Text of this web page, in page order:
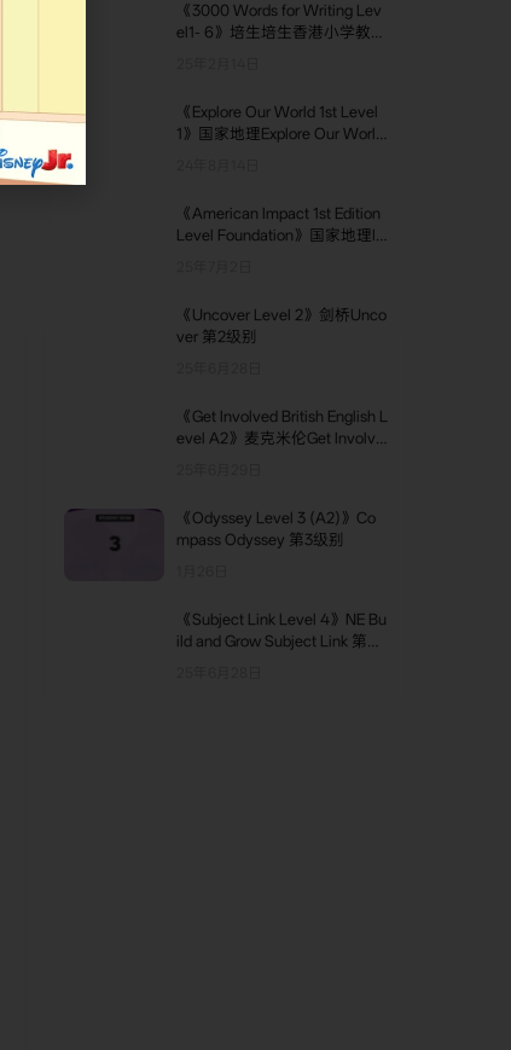
《3000 Words for Writing Lev
el1- 6》培生培生香港小学教材
《Explore Our World 1st Level
1》国家地理Explore Our World
《American Impact 1st Edition
Level Foundation》国家地理I
《Uncover Level 2》剑桥Unco
ver 第2级别
《Get Involved British English L
evel A2》麦克米伦Get Involve
《Odyssey Level 3 (A2)》Co
mpass Odyssey 第3级别
《Subject Link Level 4》NE Bu
ild and Grow Subject Link 第4